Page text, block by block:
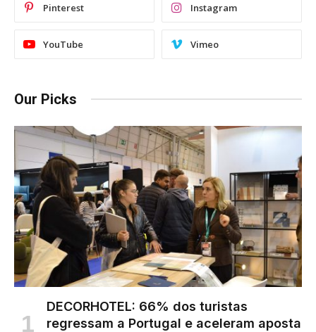
Pinterest Instagram
YouTube Vimeo
Our Picks
DECORHOTEL: 66% dos turistas
regressam a Portugal e aceleram aposta